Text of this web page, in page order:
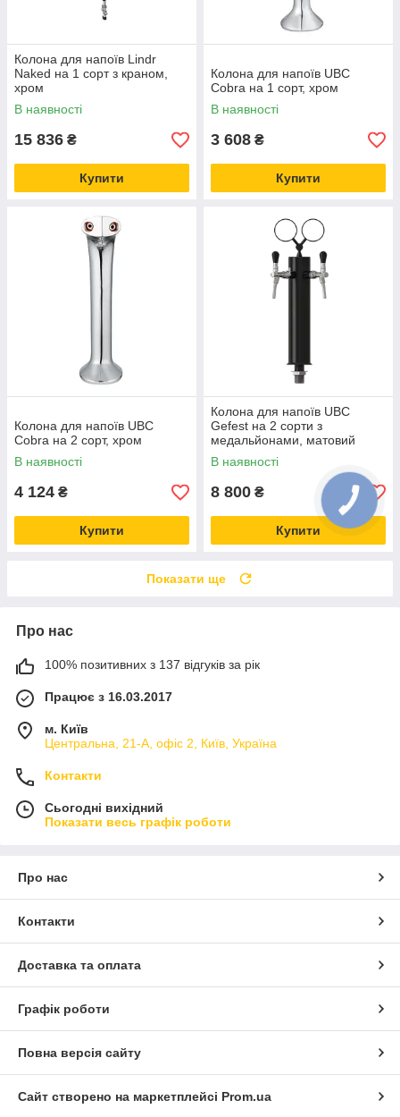
Колона для напоїв Lindr
Naked на 1 сорт з краном,
хром
В наявності
15 836 ₴
Купити
Колона для напоїв UBC
Cobra на 1 сорт, хром
В наявності
3 608 ₴
Купити
Колона для напоїв UBC
Cobra на 2 сорт, хром
В наявності
4 124 ₴
Купити
Колона для напоїв UBC
Gefest на 2 сорти з
медальйонами, матовий
чорний
В наявності
8 800 ₴
Купити
Показати ще
Про нас
100% позитивних з 137 відгуків за рік
Працює з 16.03.2017
м. Київ
Центральна, 21-А, офіс 2, Київ, Україна
Контакти
Сьогодні вихідний
Показати весь графік роботи
Про нас
Контакти
Доставка та оплата
Графік роботи
Повна версія сайту
Сайт створено на маркетплейсі Prom.ua